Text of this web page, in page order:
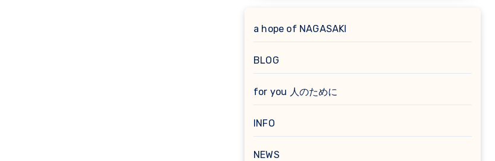
a hope of NAGASAKI
BLOG
for you 人のために
INFO
NEWS